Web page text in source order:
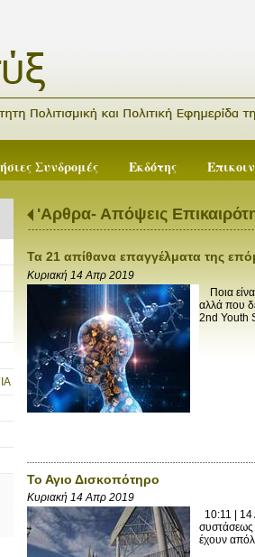
Συνδρομές Εκδότης
'Αρθρα- Απόψεις
Τα 21 απίθανα επαγγέλματα της
Κυριακή 14 Απρ 2019
Ποια
αλλά που
2nd Youth
Το Αγιο Δισκοπότηρο
Κυριακή 14 Απρ 2019
10:11 | 14
συστάσεως
έχουν